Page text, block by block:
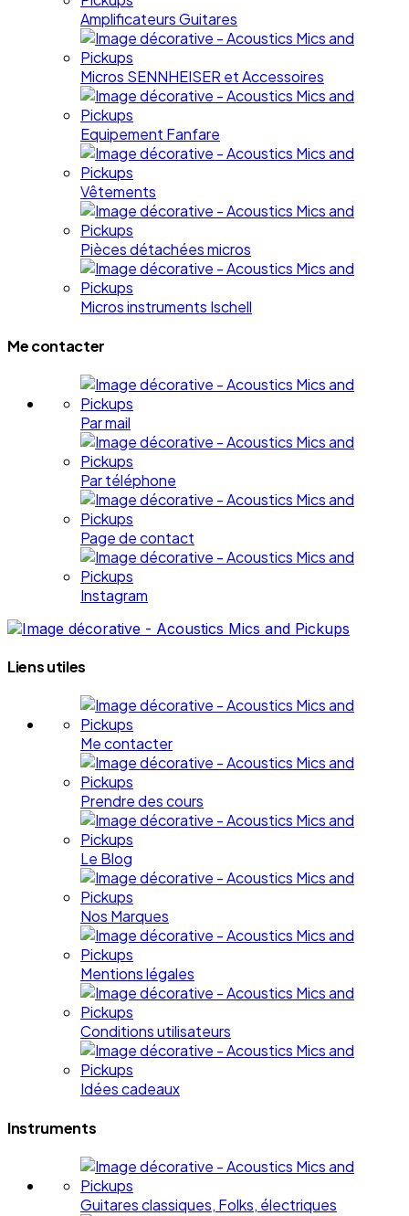
Amplificateurs Guitares
Micros SENNHEISER et Accessoires
Equipement Fanfare
Vêtements
Pièces détachées micros
Micros instruments Ischell
Me contacter
Par mail
Par téléphone
Page de contact
Instagram
Liens utiles
Me contacter
Prendre des cours
Le Blog
Nos Marques
Mentions légales
Conditions utilisateurs
Idées cadeaux
Instruments
Guitares classiques, Folks, électriques